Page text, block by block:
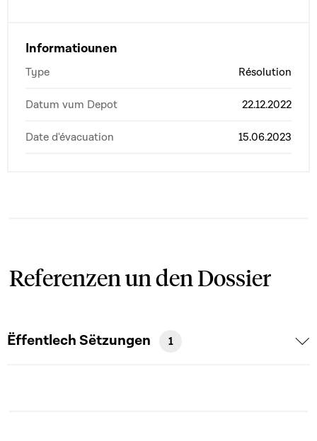
Informatiounen
Type Résolution
Datum vum Depot 22.12.2022
Date d'évacuation 15.06.2023
Referenzen un den Dossier
Ëffentlech Sëtzungen 1